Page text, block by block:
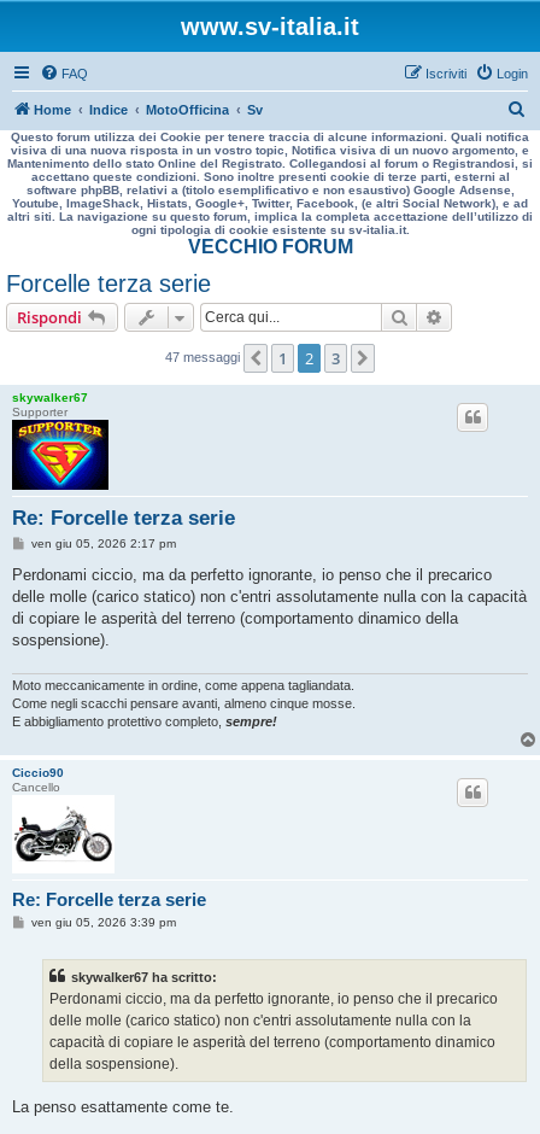
www.sv-italia.it
FAQ Login
Iscriviti
Home Indice MotoOfficina Sv
e
r
a
Questo forum utilizza dei Cookie per tenere traccia di alcune informazioni. Quali notifica
visiva di una nuova risposta in un vostro topic, Notifica visiva di un nuovo argomento, e
Mantenimento dello stato Online del Registrato. Collegandosi al forum o Registrandosi, si
accettano queste condizioni. Sono inoltre presenti cookie di terze parti, esterni al
software phpBB, relativi a (titolo esemplificativo e non esaustivo) Google Adsense,
Youtube, ImageShack, Histats, Google+, Twitter, Facebook, (e altri Social Network), e ad
altri siti. La navigazione su questo forum, implica la completa accettazione dell’utilizzo di
ogni tipologia di cookie esistente su sv-italia.it.
VECCHIO FORUM
Forcelle terza serie
Rispondi Cerca
47 messaggi Precedente
1 2 3
skywalker67
Supporter
Re: Forcelle terza serie
M
s
a
g
i
ven giu 05, 2026 2:17 pm
Perdonami ciccio, ma da perfetto ignorante, io penso che il precarico
delle molle (carico statico) non c'entri assolutamente nulla con la capacità
di copiare le asperità del terreno (comportamento dinamico della
sospensione).
Moto meccanicamente in ordine, come appena tagliandata.
Come negli scacchi pensare avanti, almeno cinque mosse.
E abbigliamento protettivo completo, sempre!
Ciccio90
Cancello
Re: Forcelle terza serie
Mven giu 05, 2026 3:39 pm
skywalker67 ha scritto:
Perdonami ciccio, ma da perfetto ignorante, io penso che il precarico
delle molle (carico statico) non c'entri assolutamente nulla con la
capacità di copiare le asperità del terreno (comportamento dinamico
della sospensione).
La penso esattamente come te.